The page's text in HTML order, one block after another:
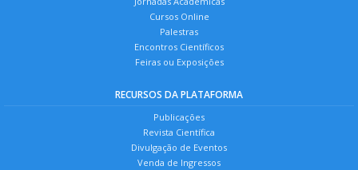
Cursos Online
Palestras
Encontros Científicos
Feiras ou Exposições
RECURSOS DA PLATAFORMA
Publicações
Revista Científica
Divulgação de Eventos
Venda de Ingressos